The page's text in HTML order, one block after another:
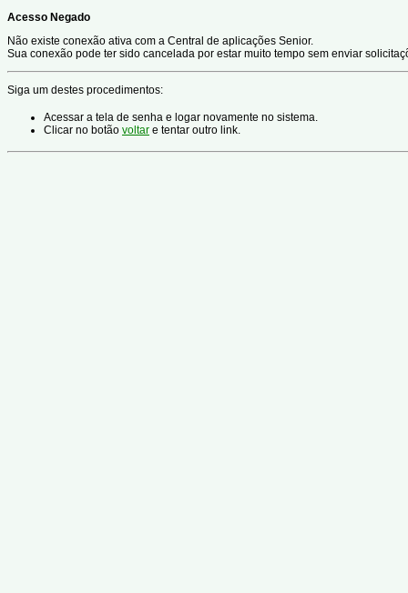
Acesso Negado
Não existe conexão ativa com a Central de aplicações Senior.
Sua conexão pode ter sido cancelada por estar muito tempo sem enviar
Siga um destes procedimentos:
Acessar a tela de senha e logar novamente no sistema.
Clicar no botão voltar e tentar outro link.